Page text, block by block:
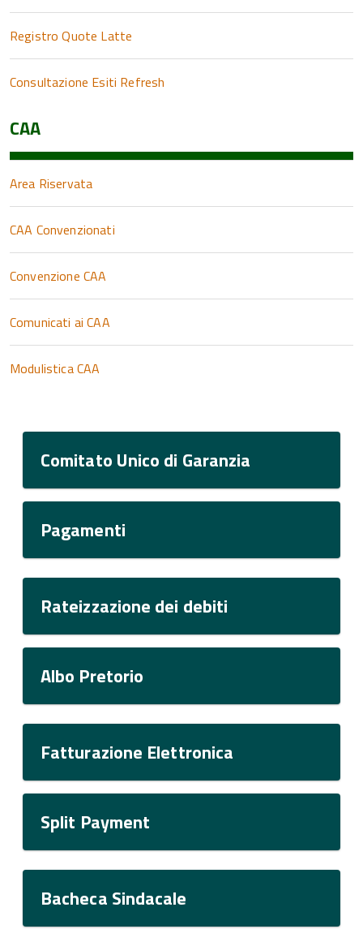
Registro Quote Latte
Consultazione Esiti Refresh
CAA
Area Riservata
CAA Convenzionati
Convenzione CAA
Comunicati ai CAA
Modulistica CAA
Comitato Unico di Garanzia
Pagamenti
Rateizzazione dei debiti
Albo Pretorio
Fatturazione Elettronica
Split Payment
Bacheca Sindacale